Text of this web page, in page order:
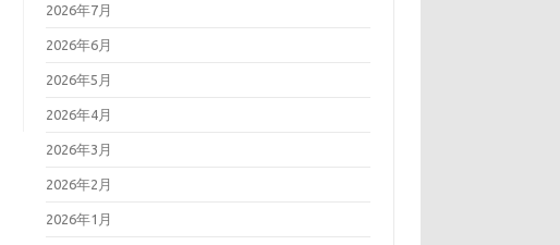
2026年7月
2026年6月
2026年5月
2026年4月
2026年3月
2026年2月
2026年1月